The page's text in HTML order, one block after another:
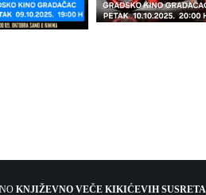
KNJIŽEVNO VEČE KIKIĆEVIH SUSRETA